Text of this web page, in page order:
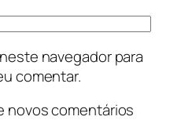
navegador para
comentar.
novos comentários